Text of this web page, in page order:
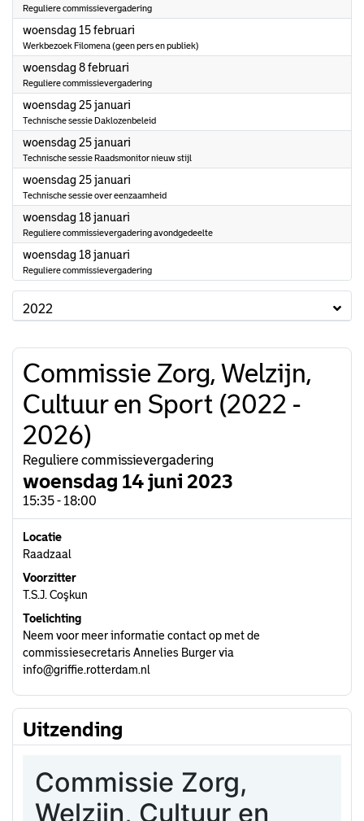
Reguliere commissievergadering
woensdag 15 februari
Werkbezoek Filomena (geen pers en publiek)
woensdag 8 februari
Reguliere commissievergadering
woensdag 25 januari
Technische sessie Daklozenbeleid
woensdag 25 januari
Technische sessie Raadsmonitor nieuw stijl
woensdag 25 januari
Technische sessie over eenzaamheid
woensdag 18 januari
Reguliere commissievergadering avondgedeelte
woensdag 18 januari
Reguliere commissievergadering
2022
Commissie Zorg, Welzijn,
Cultuur en Sport (2022 -
2026)
Reguliere commissievergadering
woensdag 14 juni 2023
15:35 - 18:00
Locatie
Raadzaal
Voorzitter
T.S.J. Coşkun
Toelichting
Neem voor meer informatie contact op met de
commissiesecretaris Annelies Burger via
info@griffie.rotterdam.nl
Uitzending